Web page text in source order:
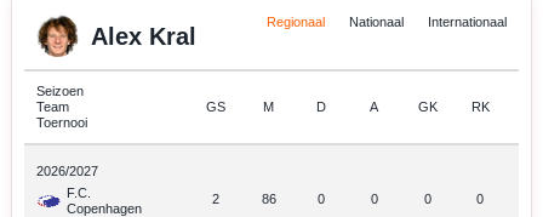
Alex Kral
Regionaal Nationaal Internationaal
Seizoen
Team
Toernooi
GS M D A GK RK
2026/2027
F.C.
Copenhagen
2 86 0 0 0 0